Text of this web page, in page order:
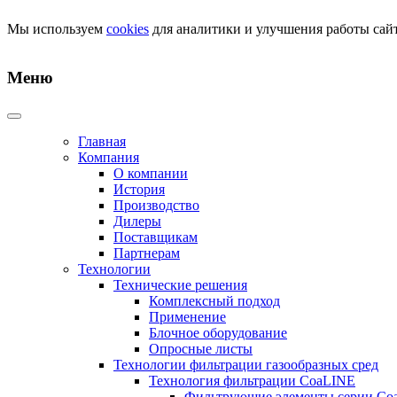
Мы используем cookies для аналитики и улучшения работы
Меню
Главная
Компания
О компании
История
Производство
Дилеры
Поставщикам
Партнерам
Технологии
Технические решения
Комплексный подход
Применение
Блочное оборудование
Опросные листы
Технологии фильтрации газообразных сред
Технология фильтрации CoaLINE